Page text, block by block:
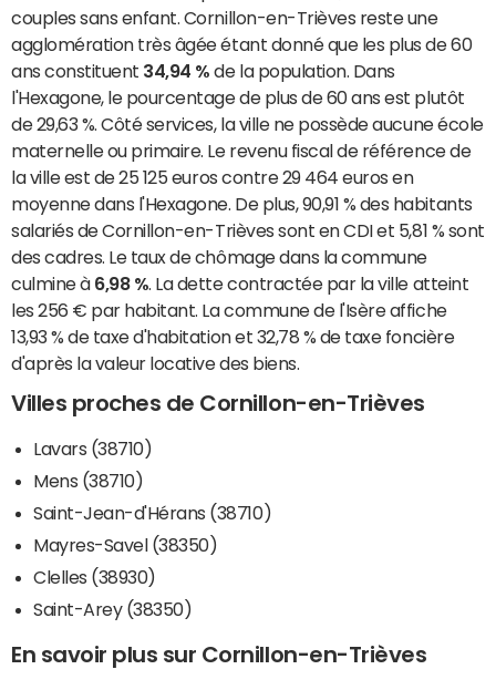
couples sans enfant. Cornillon-en-Trièves reste une
agglomération très âgée étant donné que les plus de 60
ans constituent 34,94 % de la population. Dans
l'Hexagone, le pourcentage de plus de 60 ans est plutôt
de 29,63 %. Côté services, la ville ne possède aucune école
maternelle ou primaire. Le revenu fiscal de référence de
la ville est de 25 125 euros contre 29 464 euros en
moyenne dans l'Hexagone. De plus, 90,91 % des habitants
salariés de Cornillon-en-Trièves sont en CDI et 5,81 % sont
des cadres. Le taux de chômage dans la commune
culmine à 6,98 % . La dette contractée par la ville atteint
les 256 € par habitant. La commune de l'Isère affiche
13,93 % de taxe d'habitation et 32,78 % de taxe foncière
d'après la valeur locative des biens.
Villes proches de Cornillon-en-Trièves
Lavars (38710)
Mens (38710)
Saint-Jean-d'Hérans (38710)
Mayres-Savel (38350)
Clelles (38930)
Saint-Arey (38350)
En savoir plus sur Cornillon-en-Trièves